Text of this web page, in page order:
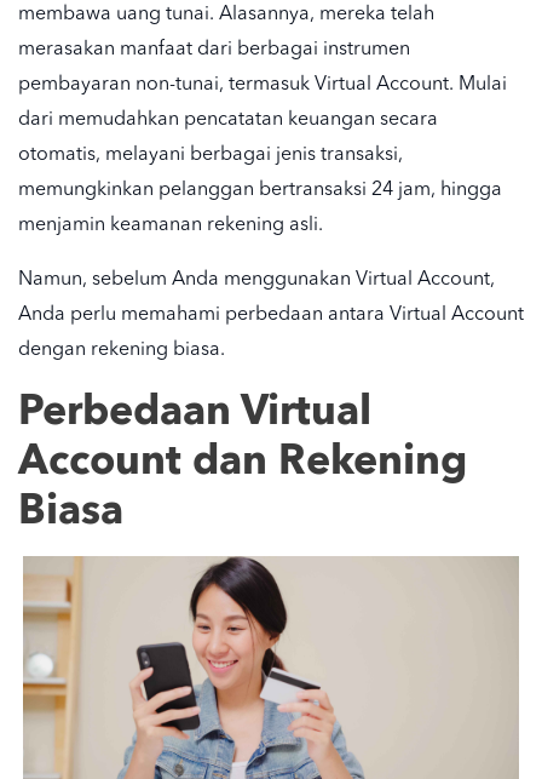
membawa uang tunai. Alasannya, mereka telah
merasakan manfaat dari berbagai instrumen
pembayaran non-tunai, termasuk Virtual Account. Mulai
dari memudahkan pencatatan keuangan secara
otomatis, melayani berbagai jenis transaksi,
memungkinkan pelanggan bertransaksi 24 jam, hingga
menjamin keamanan rekening asli.
Namun, sebelum Anda menggunakan Virtual Account,
Anda perlu memahami perbedaan antara Virtual Account
dengan rekening biasa.
Perbedaan Virtual
Account dan Rekening
Biasa